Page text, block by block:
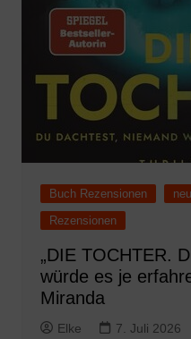
Buch Rezensionen
Rezensionen
„DIE TOCHTER.
würde es je
Miranda
Elke 7. Juli 2026